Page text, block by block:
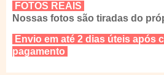
FOTOS REAIS
Nossas fotos são tiradas do
Envio em até 2 dias úteis após
pagamento